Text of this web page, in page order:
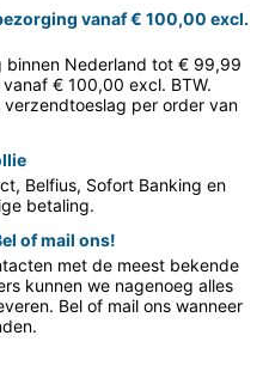
vanaf € 100,00 excl.
binnen Nederland tot € 99,99
€ 100,00 excl. BTW.
per order van
Belfius, Sofort Banking en
betaling.
of mail ons!
met de meest bekende
kunnen we nagenoeg alles
Bel of mail ons wanneer